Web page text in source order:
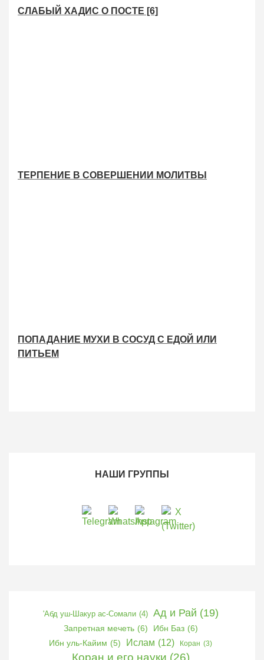
СЛАБЫЙ ХАДИС О ПОСТЕ [6]
ТЕРПЕНИЕ В СОВЕРШЕНИИ МОЛИТВЫ
ПОПАДАНИЕ МУХИ В СОСУД С ЕДОЙ ИЛИ
ПИТЬЕМ
НАШИ ГРУППЫ
'Абд уш-Шакур ас-Сомали (4) Ад и Рай (19)
Запретная мечеть (6) Ибн Баз (6)
Ибн уль-Кайим (5) Ислам (12) Коран (3)
Коран и его науки (26)